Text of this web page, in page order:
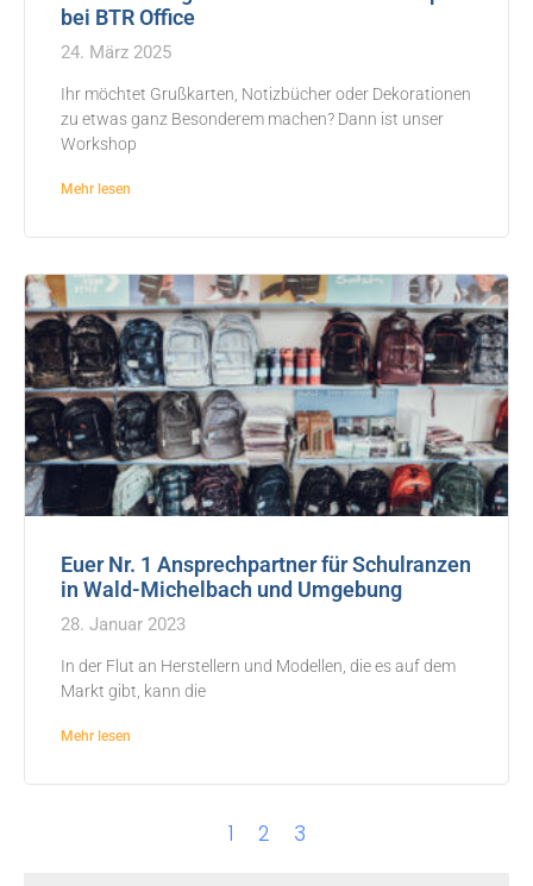
bei BTR Office
24. März 2025
Ihr möchtet Grußkarten, Notizbücher oder Dekorationen
zu etwas ganz Besonderem machen? Dann ist unser
Workshop
Mehr lesen
Euer Nr. 1 Ansprechpartner für Schulranzen
in Wald-Michelbach und Umgebung
28. Januar 2023
In der Flut an Herstellern und Modellen, die es auf dem
Markt gibt, kann die
Mehr lesen
1 2 3